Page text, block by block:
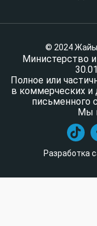
© 2024
Министерство
Полное или
в коммерческих и
письменного
Мы
Разработка